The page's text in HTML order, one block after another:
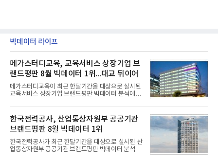
빅데이터 라이프
메가스터디교육, 교육서비스 상장기업 브
랜드평판 8월 빅데이터 1위...대교 뒤이어
메가스터디교육이 최근 한달기간을 대상으로 실시된
교육서비스 상장기업 브랜드평판 빅데이터 분석에서
일 한국기업평판연구소(소장 구창환)는 국내 교육서
비스 상장기업 브랜드를 대상으로 지난 7월 7일부터
8월 7일까지 수집된 소비자 빅데이터 10,074,233건
을 분석한 결과, 메가스터디교육이 브랜드평판지수
1,710,926을 기록하며 8월 1위에 올랐다고 밝혔다.
분석에 활용된 빅데이터는 지난 7월(9,491,206건) 대
비 6.14% 증가한 수치로, 교육서비스 상장기업 브랜
한국전력공사, 산업통상자원부 공공기관
브랜드평판 8월 빅데이터 1위
한국전력공사가 최근 한달기간을 대상으로 실시된 산
업통상자원부 공공기관 브랜드평판 빅데이터 분석에